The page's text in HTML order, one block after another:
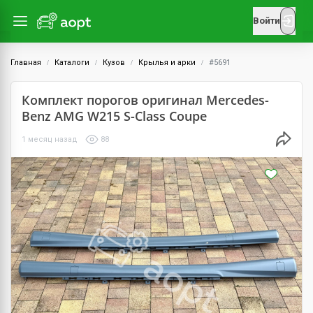
Войти
Главная Каталоги Кузов Крылья и арки #5691
Комплект порогов оригинал Mercedes-
Benz AMG W215 S-Class Coupe
1 месяц назад 88